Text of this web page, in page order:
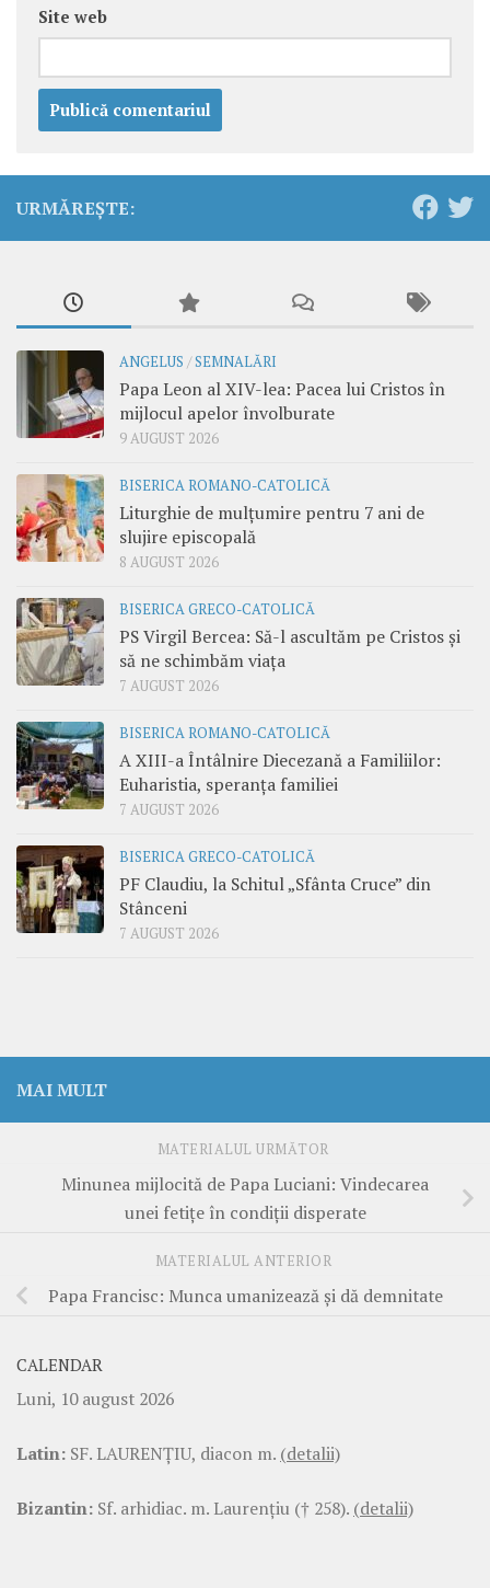
Site web
URMĂREȘTE:
ANGELUS /SEMNALĂRI
Papa Leon al XIV-lea: Pacea lui Cristos în
mijlocul apelor învolburate
9 AUGUST 2026
BISERICA ROMANO-CATOLICĂ
Liturghie de mulțumire pentru 7 ani de
slujire episcopală
8 AUGUST 2026
BISERICA GRECO-CATOLICĂ
PS Virgil Bercea: Să-l ascultăm pe Cristos și
să ne schimbăm viața
7 AUGUST 2026
BISERICA ROMANO-CATOLICĂ
A XIII-a Întâlnire Diecezană a Familiilor:
Euharistia, speranța familiei
7 AUGUST 2026
BISERICA GRECO-CATOLICĂ
PF Claudiu, la Schitul „Sfânta Cruce” din
Stânceni
7 AUGUST 2026
MAI MULT
MATERIALUL URMĂTOR
Minunea mijlocită de Papa Luciani: Vindecarea
unei fetițe în condiții disperate
MATERIALUL ANTERIOR
Papa Francisc: Munca umanizează și dă demnitate
CALENDAR
Luni, 10 august 2026
Latin: SF. LAURENŢIU, diacon m. (detalii)
Bizantin: Sf. arhidiac. m. Laurenţiu († 258). (detalii)